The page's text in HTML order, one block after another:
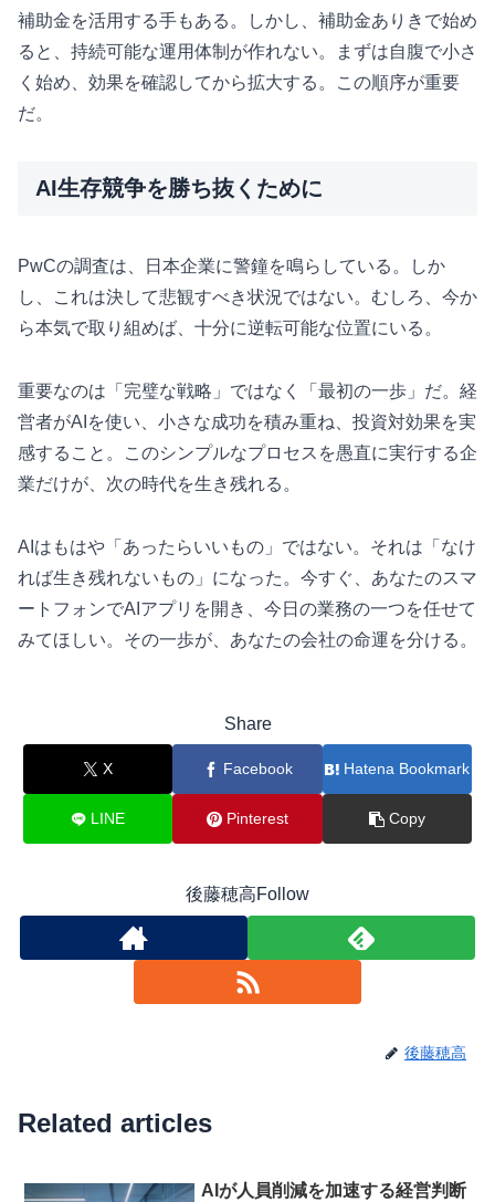
補助金を活用する手もある。しかし、補助金ありきで始め
ると、持続可能な運用体制が作れない。まずは自腹で小さ
く始め、効果を確認してから拡大する。この順序が重要
だ。
AI生存競争を勝ち抜くために
PwCの調査は、日本企業に警鐘を鳴らしている。しか
し、これは決して悲観すべき状況ではない。むしろ、今か
ら本気で取り組めば、十分に逆転可能な位置にいる。
重要なのは「完璧な戦略」ではなく「最初の一歩」だ。経
営者がAIを使い、小さな成功を積み重ね、投資対効果を実
感すること。このシンプルなプロセスを愚直に実行する企
業だけが、次の時代を生き残れる。
AIはもはや「あったらいいもの」ではない。それは「なけ
れば生き残れないもの」になった。今すぐ、あなたのスマ
ートフォンでAIアプリを開き、今日の業務の一つを任せて
みてほしい。その一歩が、あなたの会社の命運を分ける。
Share
X Facebook Hatena Bookmark
LINE Pinterest Copy
後藤穂高Follow
後藤穂高
Related articles
AIが人員削減を加速する経営判断